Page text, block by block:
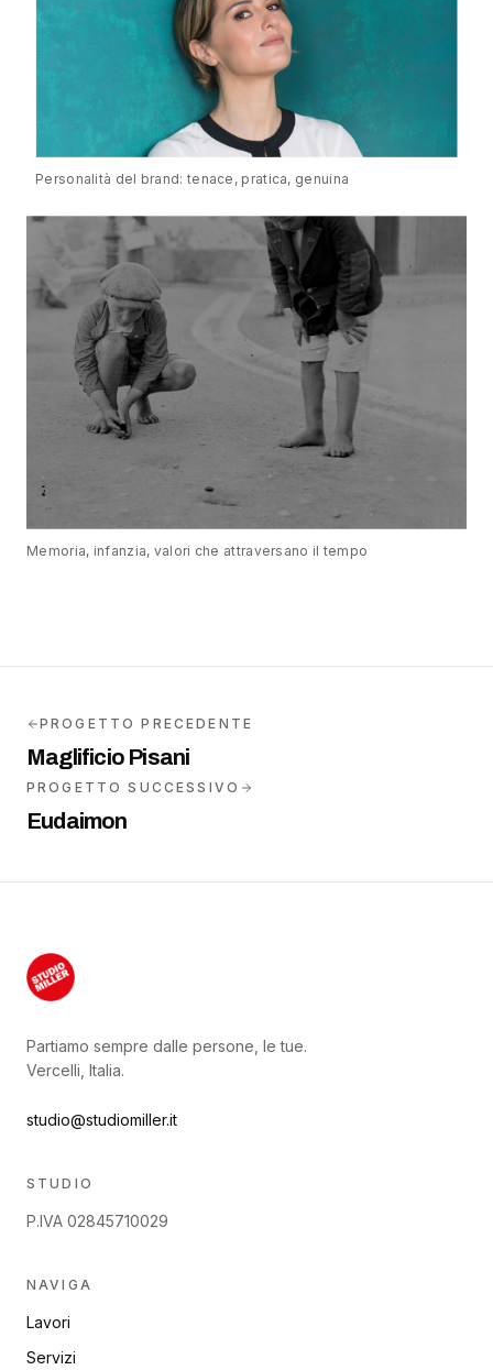
Personalità del brand: tenace, pratica, genuina
Memoria, infanzia, valori che attraversano il tempo
PROGETTO PRECEDENTE
Maglificio Pisani
PROGETTO SUCCESSIVO
Eudaimon
Partiamo sempre dalle persone, le tue.
Vercelli, Italia.
studio@studiomiller.it
STUDIO
P.IVA 02845710029
NAVIGA
Lavori
Servizi